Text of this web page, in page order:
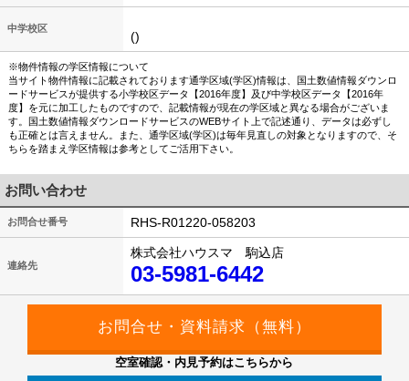
中学校区
()
※物件情報の学区情報について
当サイト物件情報に記載されております通学区域(学区)情報は、国土数値情報ダウンロ
ードサービスが提供する小学校区データ【2016年度】及び中学校区データ【2016年
度】を元に加工したものですので、記載情報が現在の学区域と異なる場合がございま
す。国土数値情報ダウンロードサービスのWEBサイト上で記述通り、データは必ずし
も正確とは言えません。また、通学区域(学区)は毎年見直しの対象となりますので、そ
ちらを踏まえ学区情報は参考としてご活用下さい。
お問い合わせ
お問合せ番号 RHS-R01220-058203
連絡先
株式会社ハウスマ 駒込店
03-5981-6442
空室確認・内見予約はこちらから